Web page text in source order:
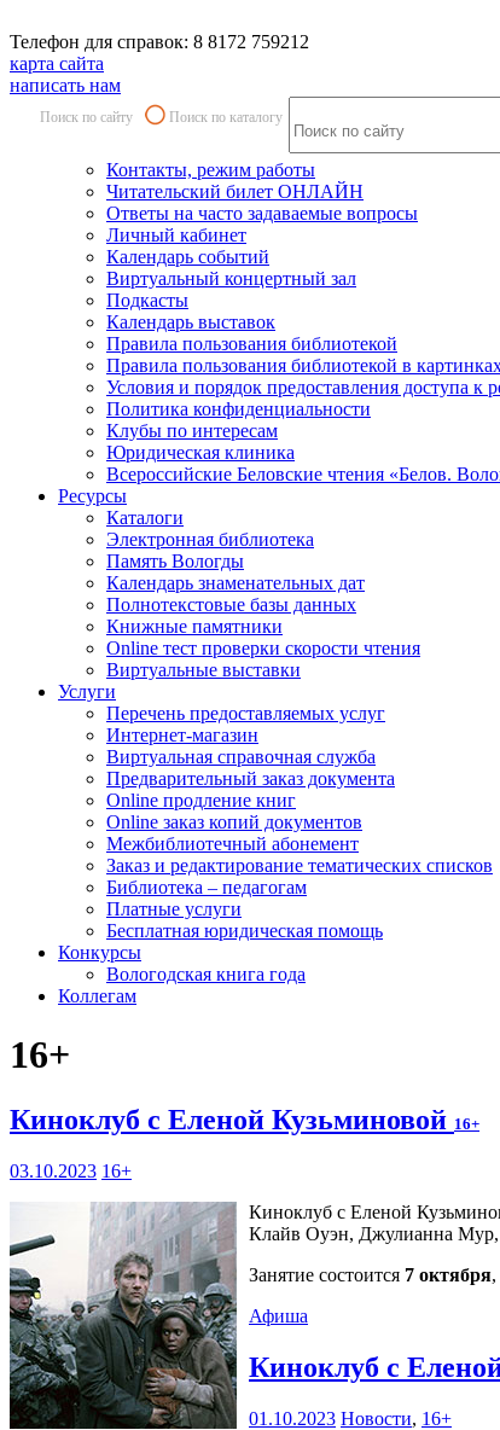
Телефон для справок: 8 8172 759212
карта сайта
написать нам
Поиск по сайту Поиск по каталогу
Контакты, режим работы
Читательский билет ОНЛАЙН
Ответы на часто задаваемые вопросы
Личный кабинет
Календарь событий
Виртуальный концертный зал
Подкасты
Календарь выставок
Правила пользования библиотекой
Правила пользования библиотекой в
Условия и порядок предоставления доступа к
Политика конфиденциальности
Клубы по интересам
Юридическая клиника
Всероссийские Беловские чтения «Белов.
Ресурсы
Каталоги
Электронная библиотека
Память Вологды
Календарь знаменательных дат
Полнотекстовые базы данных
Книжные памятники
Online тест проверки скорости чтения
Виртуальные выставки
Услуги
Перечень предоставляемых услуг
Интернет-магазин
Виртуальная справочная служба
Предварительный заказ документа
Online продление книг
Online заказ копий документов
Межбиблиотечный абонемент
Заказ и редактирование тематических списков
Библиотека – педагогам
Платные услуги
Бесплатная юридическая помощь
Конкурсы
Вологодская книга года
Коллегам
16+
Киноклуб с Еленой Кузьминовой 16+
03.10.2023 16+
Киноклуб с Еленой
Клайв Оуэн, Джулианна
Занятие состоится 7 октября,
Афиша
Киноклуб с
01.10.2023 Новости, 16+